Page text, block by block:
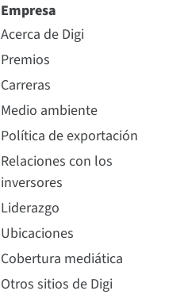
Empresa
Acerca de Digi
Premios
Carreras
Medio ambiente
Política de exportación
Relaciones con los
inversores
Liderazgo
Ubicaciones
Cobertura mediática
Otros sitios de Digi